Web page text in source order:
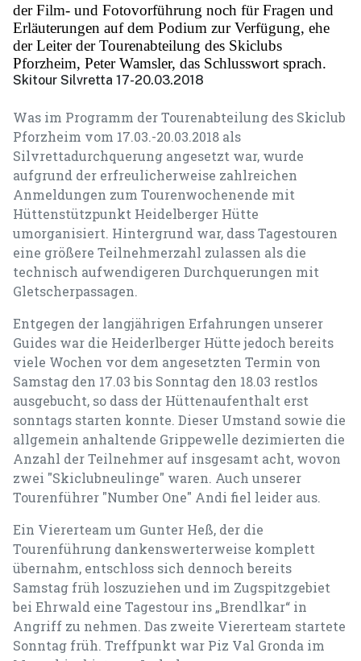
der Film- und Fotovorführung noch für Fragen und
Erläuterungen auf dem Podium zur Verfügung, ehe
der Leiter der Tourenabteilung des Skiclubs
Pforzheim, Peter Wamsler, das Schlusswort sprach.
Skitour Silvretta 17-20.03.2018
Was im Programm der Tourenabteilung des Skiclub
Pforzheim vom 17.03.-20.03.2018 als
Silvrettadurchquerung angesetzt war, wurde
aufgrund der erfreulicherweise zahlreichen
Anmeldungen zum Tourenwochenende mit
Hüttenstützpunkt Heidelberger Hütte
umorganisiert. Hintergrund war, dass Tagestouren
eine größere Teilnehmerzahl zulassen als die
technisch aufwendigeren Durchquerungen mit
Gletscherpassagen.
Entgegen der langjährigen Erfahrungen unserer
Guides war die Heiderlberger Hütte jedoch bereits
viele Wochen vor dem angesetzten Termin von
Samstag den 17.03 bis Sonntag den 18.03 restlos
ausgebucht, so dass der Hüttenaufenthalt erst
sonntags starten konnte. Dieser Umstand sowie die
allgemein anhaltende Grippewelle dezimierten die
Anzahl der Teilnehmer auf insgesamt acht, wovon
zwei "Skiclubneulinge" waren. Auch unserer
Tourenführer "Number One" Andi fiel leider aus.
Ein Viererteam um Gunter Heß, der die
Tourenführung dankenswerterweise komplett
übernahm, entschloss sich dennoch bereits
Samstag früh loszuziehen und im Zugspitzgebiet
bei Ehrwald eine Tagestour ins „Brendlkar“ in
Angriff zu nehmen. Das zweite Viererteam startete
Sonntag früh. Treffpunkt war Piz Val Gronda im